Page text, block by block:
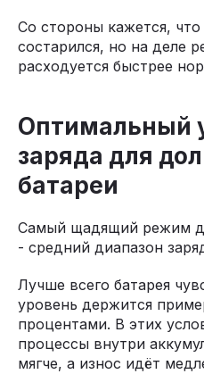
Со стороны кажется,
состарился, но на деле
расходуется быстрее
Оптимальный
заряда для
батареи
Самый щадящий режим
- средний диапазон
Лучше всего батарея
уровень держится
процентами. В этих
процессы внутри
мягче, а износ идёт